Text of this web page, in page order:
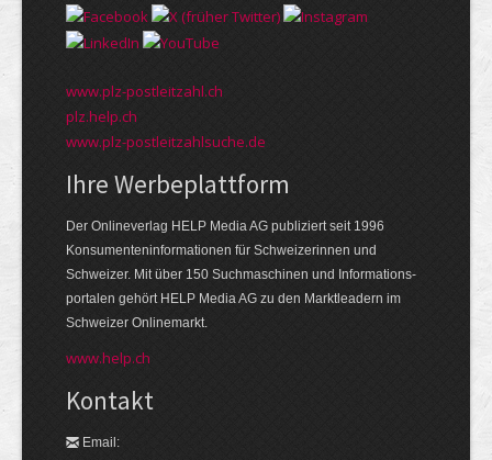
www.plz-postleitzahl.ch
plz.help.ch
www.plz-postleitzahlsuche.de
Ihre Werbeplattform
Der Onlineverlag HELP Media AG publiziert seit 1996
Konsumenten­informationen für Schweizerinnen und
Schweizer. Mit über 150 Suchmaschinen und Informations­
portalen gehört HELP Media AG zu den Markt­leadern im
Schweizer Onlinemarkt.
www.help.ch
Kontakt
Email: